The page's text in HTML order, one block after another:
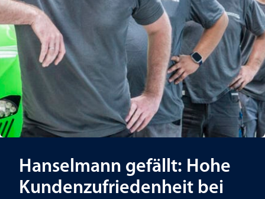
Hanselmann gefällt: Hohe
Kundenzufriedenheit bei